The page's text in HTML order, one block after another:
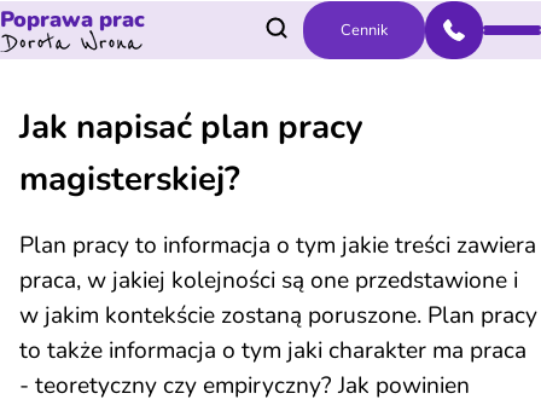
Poprawa prac Cennik
Jak napisać plan pracy
magisterskiej?
Plan pracy to informacja o tym jakie treści zawiera
praca, w jakiej kolejności są one przedstawione i
w jakim kontekście zostaną poruszone. Plan pracy
to także informacja o tym jaki charakter ma praca
- teoretyczny czy empiryczny? Jak powinien